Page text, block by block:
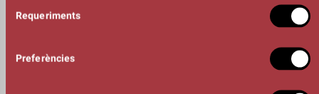
Requeriments
Preferències
INTÈRPRETS
Max Magdaleno